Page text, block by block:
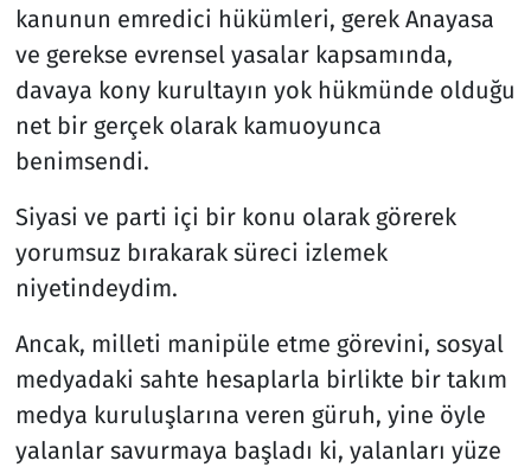
kanunun emredici hükümleri, gerek Anayasa
ve gerekse evrensel yasalar kapsamında,
davaya kony kurultayın yok hükmünde olduğu
net bir gerçek olarak kamuoyunca
benimsendi.
Siyasi ve parti içi bir konu olarak görerek
yorumsuz bırakarak süreci izlemek
niyetindeydim.
Ancak, milleti manipüle etme görevini, sosyal
medyadaki sahte hesaplarla birlikte bir takım
medya kuruluşlarına veren güruh, yine öyle
yalanlar savurmaya başladı ki, yalanları yüze
Teknoloji ve Bilim
Televizyon